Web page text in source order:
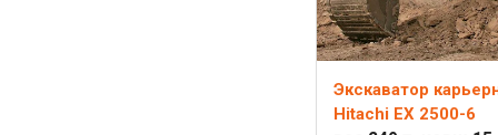
Экскаватор
Hitachi EX 2500-6